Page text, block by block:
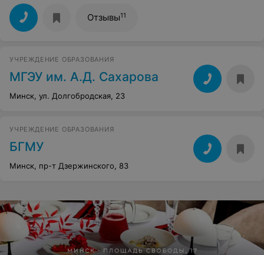
Отзывы11
УЧРЕЖДЕНИЕ ОБРАЗОВАНИЯ
МГЭУ им. А.Д. Сахарова
Минск, ул. Долгобродская, 23
УЧРЕЖДЕНИЕ ОБРАЗОВАНИЯ
БГМУ
Минск, пр-т Дзержинского, 83